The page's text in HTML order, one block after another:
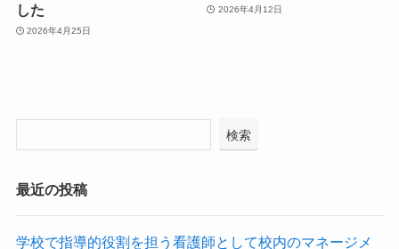
した
2026年4月25日
2026年4月12日
検索
最近の投稿
学校で指導的役割を担う看護師として校内のマネージメ